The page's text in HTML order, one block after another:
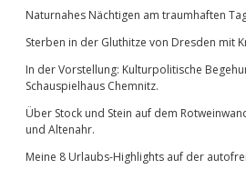
Naturnahes Nächtigen am traumhaften
Sterben in der Gluthitze von Dresden mit
In der Vorstellung: Kulturpolitische
Schauspielhaus Chemnitz.
Über Stock und Stein auf dem
und Altenahr.
Meine 8 Urlaubs-Highlights auf der